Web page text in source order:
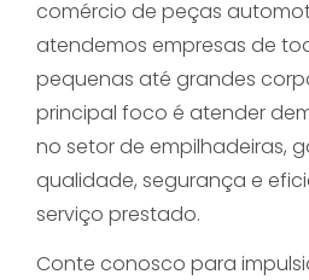
comércio de peças
atendemos empresas de
pequenas até grandes
principal foco é atender
no setor de empilhadeiras,
qualidade, segurança e
serviço prestado.
Conte conosco para